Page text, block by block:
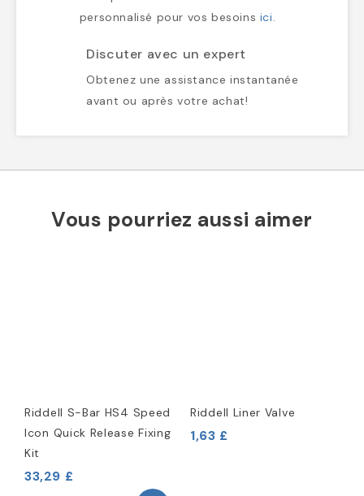
entreprise ? Obtenez un devis
personnalisé pour vos besoins
Discuter avec un expert
avant ou après votre achat!
Vous pourriez aussi aimer
Riddell S-Bar HS4 Speed
Icon Quick Release Fixing
33,29 £
1,63 £